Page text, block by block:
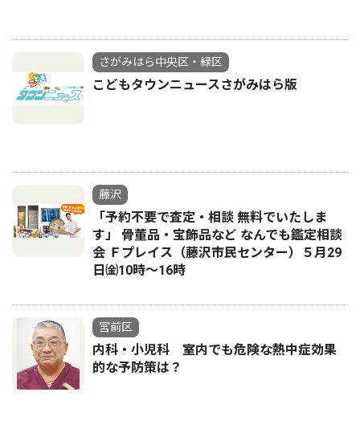
さがみはら中央区・緑区
こどもタウンニュースさがみはら版
藤沢
「予約不要で査定・相談 無料でいたしま
す」 骨董品・宝飾品など なんでも鑑定相談
会 Ｆプレイス（藤沢市民センター）５月29
日㈮10時～16時
宮前区
内科・小児科 室内でも危険な熱中症効果
的な予防策は？